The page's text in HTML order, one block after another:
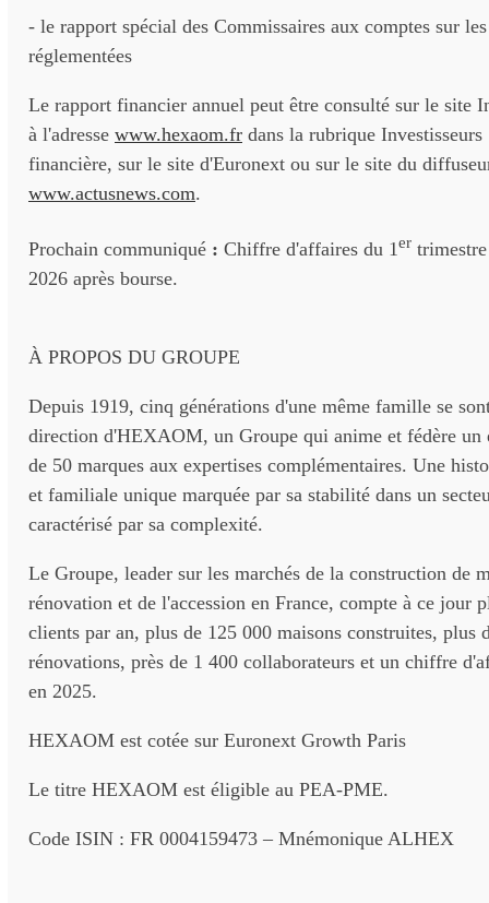
- le rapport spécial des Commissaires aux comptes sur
réglementées
Le rapport financier annuel peut être consulté sur le site
à l'adresse www.hexaom.fr dans la rubrique
financière, sur le site d'Euronext ou sur le site du
www.actusnews.com.
Prochain communiqué : Chiffre d'affaires du 1er
2026 après bourse.
À PROPOS DU GROUPE
Depuis 1919, cinq générations d'une même famille se
direction d'HEXAOM, un Groupe qui anime et fédère un
de 50 marques aux expertises complémentaires. Une
et familiale unique marquée par sa stabilité dans un
caractérisé par sa complexité.
Le Groupe, leader sur les marchés de la construction de
rénovation et de l'accession en France, compte à ce jour
clients par an, plus de 125 000 maisons construites, plus
rénovations, près de 1 400 collaborateurs et un chiffre
en 2025.
HEXAOM est cotée sur Euronext Growth Paris
Le titre HEXAOM est éligible au PEA-PME.
Code ISIN : FR 0004159473 – Mnémonique ALHEX